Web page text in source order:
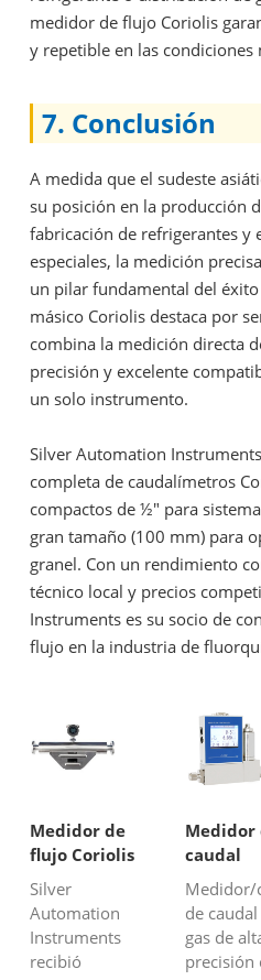
medidor de flujo Coriolis
y repetible en las condiciones
7. Conclusión
A medida que el sudeste
su posición en la producción
fabricación de refrigerantes y
especiales, la medición
un pilar fundamental del
másico Coriolis destaca por
combina la medición directa
precisión y excelente
un solo instrumento.
Silver Automation
completa de caudalímetros
compactos de ½″ para
gran tamaño (100 mm) para
granel. Con un rendimiento
técnico local y precios
Instruments es su socio de
flujo en la industria de
Medidor de
flujo Coriolis
para medición
de flujo de
látex
Silver
Automation
Instruments
recibió
Medidor
caudal
másico/
de
alta
de
gas de
precisión